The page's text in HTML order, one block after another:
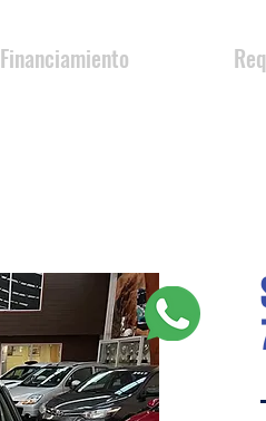
Financiamiento